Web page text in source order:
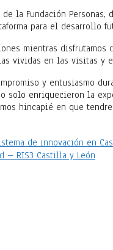
la Fundación
para el
mientras
vividas en las visitas y
y entusiasmo
enriquecieron la
hincapié en que
de innovación en
– RIS3 Castilla y León